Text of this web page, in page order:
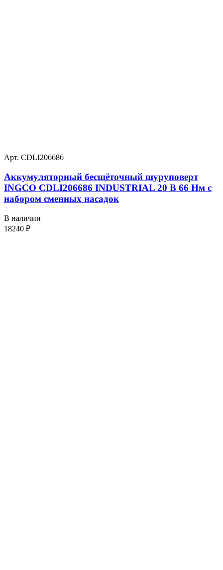
Арт. CDLI206686
Аккумуляторный бесщёточный шуруповерт
INGCO CDLI206686 INDUSTRIAL 20 В 66 Нм с
набором сменных насадок
В наличии
18240 ₽